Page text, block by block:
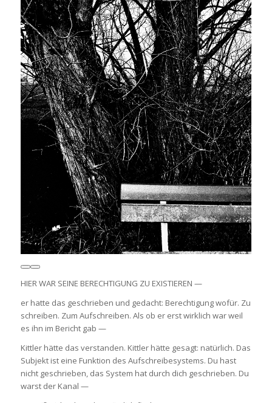
HIER WAR SEINE BERECHTIGUNG ZU EXISTIEREN —
er hatte das geschrieben und gedacht: Berechtigung wofür. Zu
schreiben. Zum Aufschreiben. Als ob er erst wirklich war weil
es ihn im Bericht gab —
Kittler hätte das verstanden. Kittler hätte gesagt: natürlich. Das
Subjekt ist eine Funktion des Aufschreibesystems. Du hast
nicht geschrieben, das System hat durch dich geschrieben. Du
warst der Kanal —